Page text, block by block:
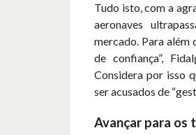
Tudo isto, com a
aeronaves
mercado. Para além
de confiança”,
Considera por isso
ser acusados de
Avançar para os